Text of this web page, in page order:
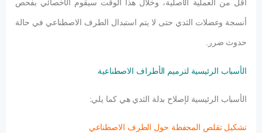
أقل من العملية الأصلية، وخلال هذا الوقت سيقوم الأخصائي بفحص
أنسجة وعضلات الثدي حتى لا يتم استبدال الطرف الاصطناعي في حالة
حدوث ضرر.
الأسباب الرئيسية لترميم الأطراف الاصطناعية
الأسباب الرئيسية لإصلاح بدلة الثدي هي كما يلي:
تشكيل تقلص المحفظة حول الطرف الاصطناعي